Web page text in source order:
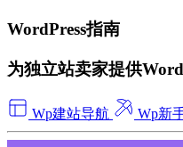
WordPress指南
为独立站卖家提供
Wp建站导航 Wp新